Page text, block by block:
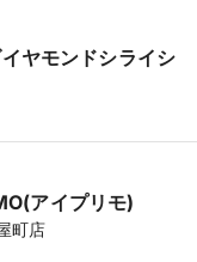
ヤモンドシライシ
アイプリモ)
町店